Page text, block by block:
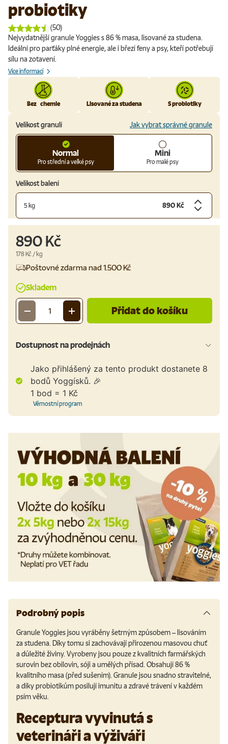
probiotiky
(50)
Nejvydatnější granule Yoggies s 86 % masa, lisované za studena.
Ideální pro parťáky plné energie, ale i březí feny a psy, kteří potřebují
sílu na zotavení.
Více informací
Bez chemie Lisované za studena S probiotiky
Velikost granulí Jak vybrat správné granule
Normal
Pro střední a velké psy
Mini
Pro malé psy
Velikost balení
5 kg 890 Kč
890 Kč
Cena za jednotku
178 Kč /kg
Poštovné zdarma nad 1.500 Kč
Skladem
Množství
- + Přidat do košíku
Dostupnost na prodejnách
Jako přihlášený za tento produkt dostanete 8
bodů Yoggísků. 🎉
1 bod = 1 Kč
Věrnostní program
Podrobný popis
Granule Yoggies jsou vyráběny šetrným způsobem – lisováním
za studena. Díky tomu si zachovávají přirozenou masovou chuť
a důležité živiny. Vyrobeny jsou pouze z kvalitních farmářských
surovin bez obilovin, sóji a umělých přísad. Obsahují 86 %
kvalitního masa (před sušením). Granule jsou snadno stravitelné,
a díky probiotikům posilují imunitu a zdravé trávení v každém
psím věku.
Receptura vyvinutá s
veterináři a výživáři